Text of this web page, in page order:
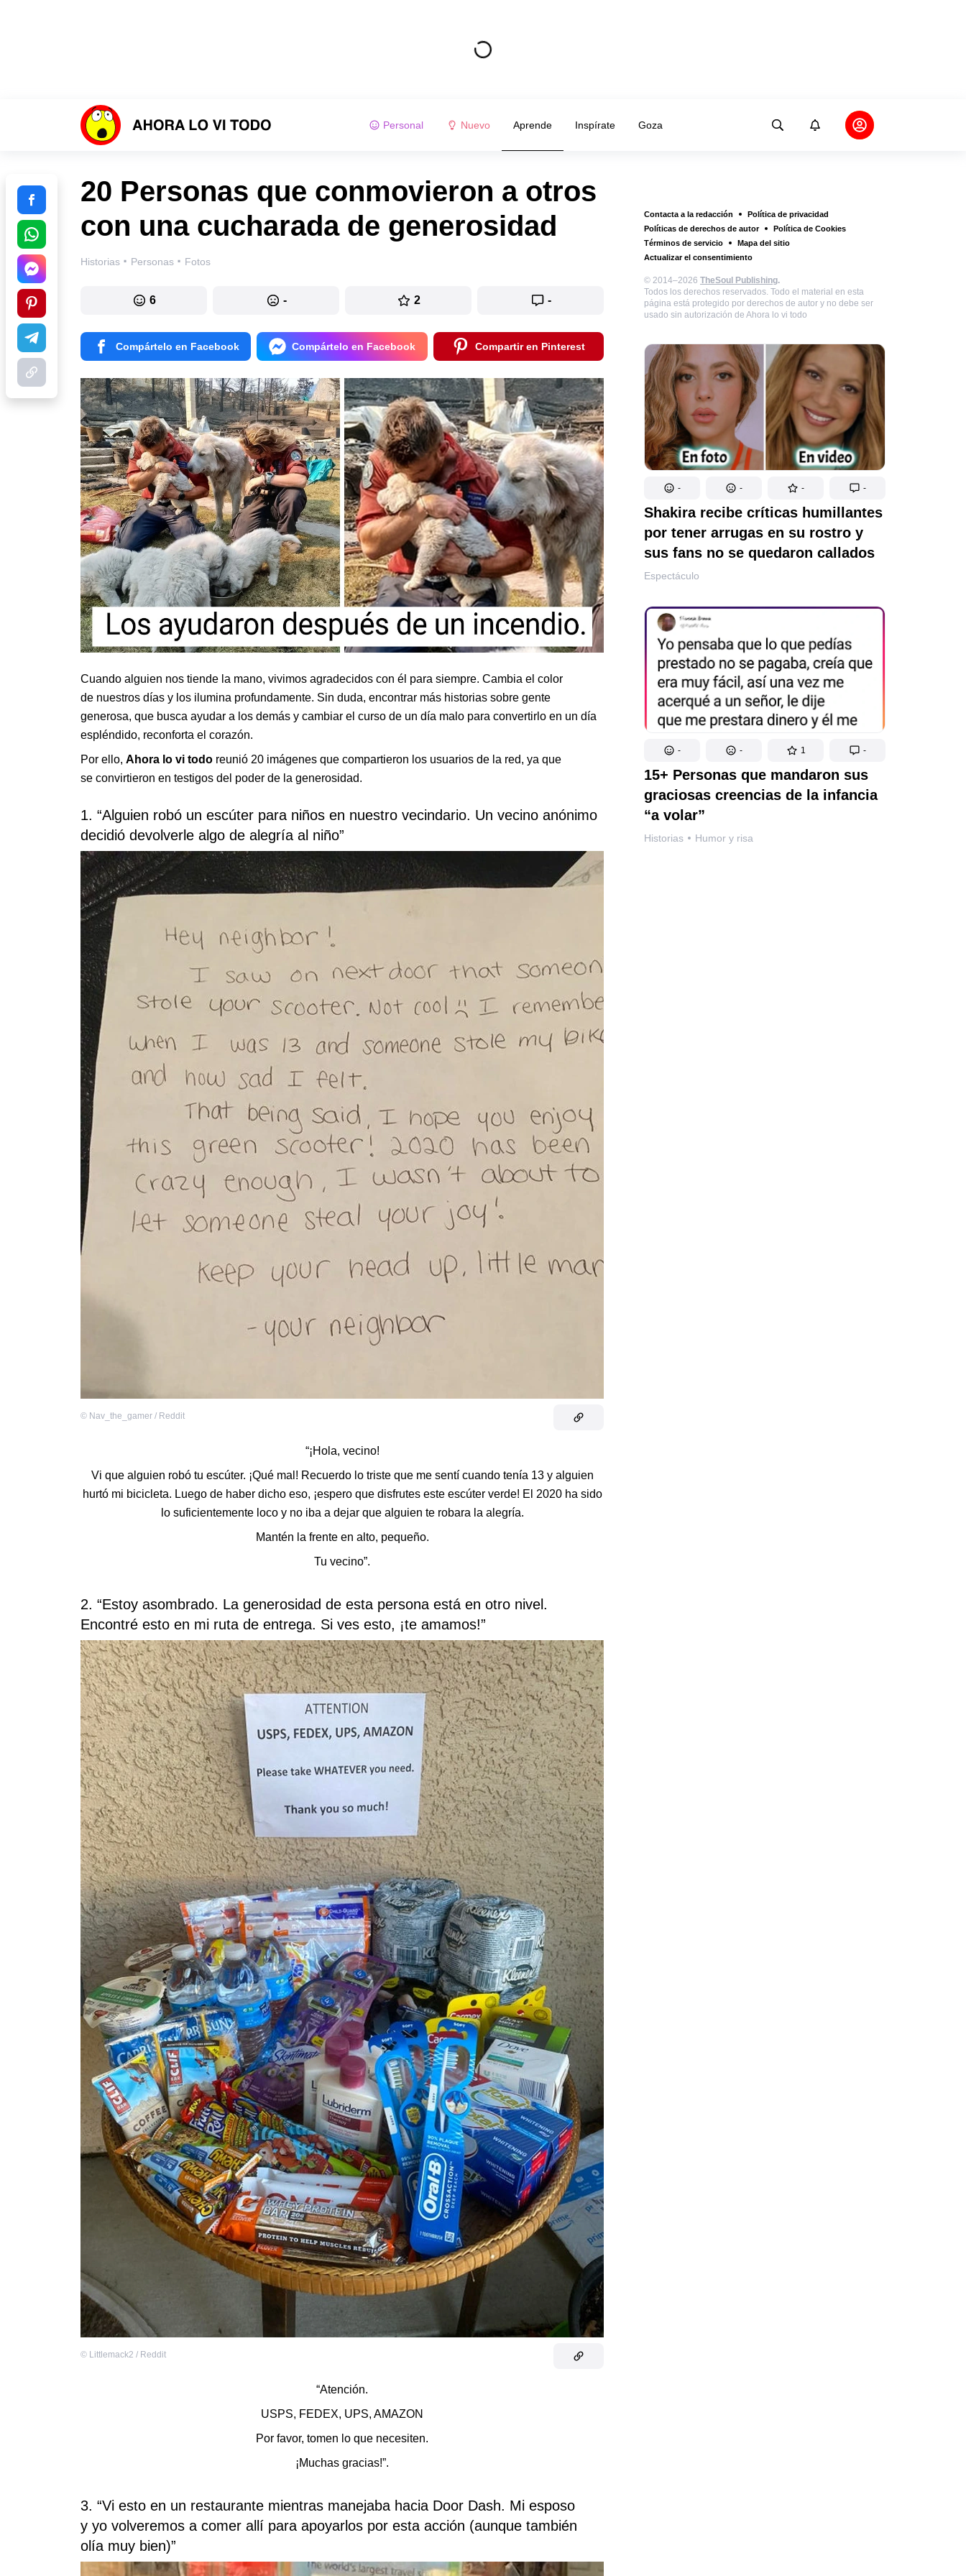
Personal Nuevo Aprende Inspírate Goza
Contacta a la redacción
Política de privacidad
Políticas de derechos de autor
Política de Cookies
Términos de servicio
Mapa del sitio
Actualizar el consentimiento
© 2014–2026 TheSoul Publishing.
Todos los derechos reservados. Todo el material en esta
página está protegido por derechos de autor y no debe ser
usado sin autorización de Ahora lo vi todo
- - - -
Shakira recibe críticas humillantes
por tener arrugas en su rostro y
sus fans no se quedaron callados
Espectáculo
- - 1 -
15+ Personas que mandaron sus
graciosas creencias de la infancia
“a volar”
Historias Humor y risa
20 Personas que conmovieron a otros
con una cucharada de generosidad
Historias · Personas · Fotos
6 - 2 -
Compártelo en Facebook Compártelo en Facebook Compartir en Pinterest
Cuando alguien nos tiende la mano, vivimos agradecidos con él para siempre. Cambia el color
de nuestros días y los ilumina profundamente. Sin duda, encontrar más historias sobre gente
generosa, que busca ayudar a los demás y cambiar el curso de un día malo para convertirlo en un día
espléndido, reconforta el corazón.
Por ello, Ahora lo vi todo reunió 20 imágenes que compartieron los usuarios de la red, ya que
se convirtieron en testigos del poder de la generosidad.
1. “Alguien robó un escúter para niños en nuestro vecindario. Un vecino anónimo
decidió devolverle algo de alegría al niño”
© Nav_the_gamer / Reddit
“¡Hola, vecino!
Vi que alguien robó tu escúter. ¡Qué mal! Recuerdo lo triste que me sentí cuando tenía 13 y alguien
hurtó mi bicicleta. Luego de haber dicho eso, ¡espero que disfrutes este escúter verde! El 2020 ha sido
lo suficientemente loco y no iba a dejar que alguien te robara la alegría.
Mantén la frente en alto, pequeño.
Tu vecino”.
2. “Estoy asombrado. La generosidad de esta persona está en otro nivel.
Encontré esto en mi ruta de entrega. Si ves esto, ¡te amamos!”
© Littlemack2 / Reddit
“Atención.
USPS, FEDEX, UPS, AMAZON
Por favor, tomen lo que necesiten.
¡Muchas gracias!”.
3. “Vi esto en un restaurante mientras manejaba hacia Door Dash. Mi esposo
y yo volveremos a comer allí para apoyarlos por esta acción (aunque también
olía muy bien)”